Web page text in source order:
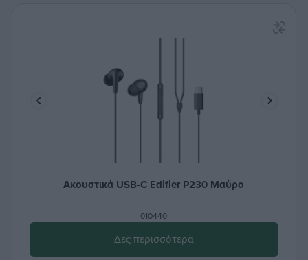
Ακουστικά USB-C Edifier P230 Μαύρο
010440
Δες περισσότερα